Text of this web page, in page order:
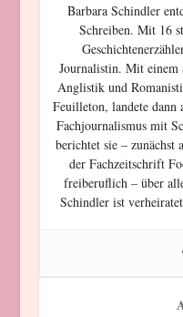
Barbara Schindler
Schreiben. Mit 16
Journalistin. Mit einem
Anglistik und
Feuilleton, landete dann
Fachjournalismus mit
berichtet sie – zunächst
der Fachzeitschrift
freiberuflich – über
Schindler ist